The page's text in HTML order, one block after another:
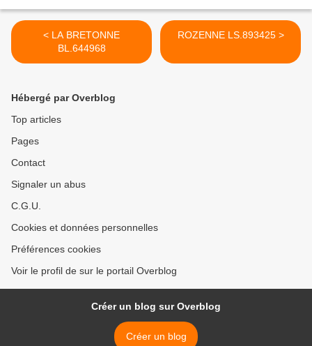
< LA BRETONNE
BL.644968
ROZENNE LS.893425 >
Hébergé par Overblog
Top articles
Pages
Contact
Signaler un abus
C.G.U.
Cookies et données personnelles
Préférences cookies
Voir le profil de sur le portail Overblog
Créer un blog sur Overblog
Créer un blog